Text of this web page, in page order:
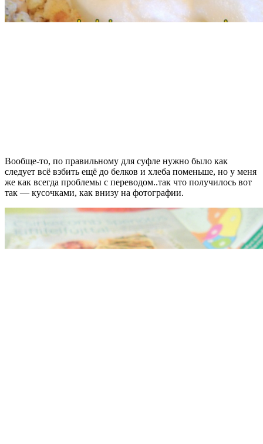
Вообще-то, по правильному для суфле нужно было как
следует всё взбить ещё до белков и хлеба поменьше, но у меня
же как всегда проблемы с переводом..так что получилось вот
так — кусочками, как внизу на фотографии.